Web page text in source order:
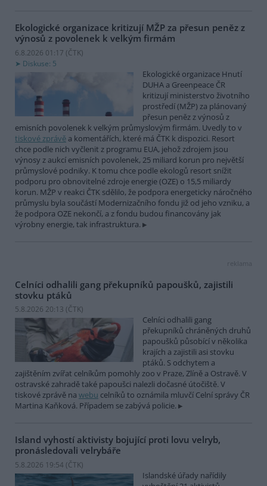
Ekologické organizace kritizují MŽP za přesun peněz z
výnosů z povolenek k velkým firmám
6.8.2026 01:17 (ČTK)
Diskuse: 5
Ekologické organizace Hnutí
DUHA a Greenpeace ČR
kritizují ministerstvo životního
prostředí (MŽP) za plánovaný
přesun peněz z výnosů z
emisních povolenek k velkým průmyslovým firmám. Uvedly to v
tiskové zprávě a komentářích, které má ČTK k dispozici. Resort
chce podle nich vyčlenit z programu EUA, jehož zdrojem jsou
výnosy z aukcí emisních povolenek, 25 miliard korun pro největší
průmyslové podniky. K tomu chce podle ekologů resort snížit
podporu pro obnovitelné zdroje energie (OZE) o 15,5 miliardy
korun. MŽP v reakci ČTK sdělilo, že podpora energeticky náročného
průmyslu byla součástí Modernizačního fondu již od jeho vzniku, a
že podpora OZE nekončí, a z fondu budou financovány jak
výrobny energie, tak infrastruktura.
reklama
Celníci odhalili gang překupníků papoušků, zajistili
stovku ptáků
5.8.2026 20:13 (ČTK)
Celníci odhalili gang
překupníků chráněných druhů
papoušků působící v několika
krajích a zajistili asi stovku
ptáků. S odchytem a
zajištěním zvířat celníkům pomohly zoo v Praze, Zlíně a Ostravě. V
ostravské zahradě také papoušci nalezli dočasné útočiště. V
tiskové zprávě na webu celníků to oznámila mluvčí Celní správy ČR
Martina Kaňková. Případem se zabývá policie.
Island vyhostí aktivisty bojující proti lovu velryb,
pronásledovali velrybáře
5.8.2026 19:54 (ČTK)
Islandské úřady nařídily